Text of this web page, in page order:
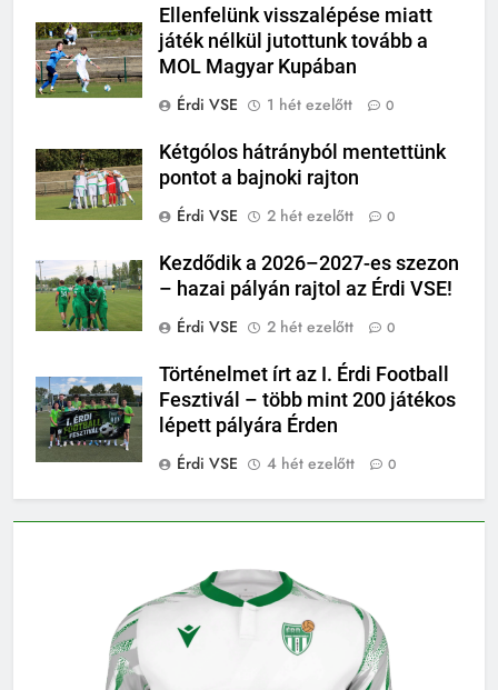
Ellenfelünk visszalépése miatt
játék nélkül jutottunk tovább a
MOL Magyar Kupában
Érdi VSE
1 hét ezelőtt 0
Kétgólos hátrányból mentettünk
pontot a bajnoki rajton
Érdi VSE
2 hét ezelőtt 0
Kezdődik a 2026–2027-es szezon
– hazai pályán rajtol az Érdi VSE!
Érdi VSE
2 hét ezelőtt 0
Történelmet írt az I. Érdi Football
Fesztivál – több mint 200 játékos
lépett pályára Érden
Érdi VSE
4 hét ezelőtt 0